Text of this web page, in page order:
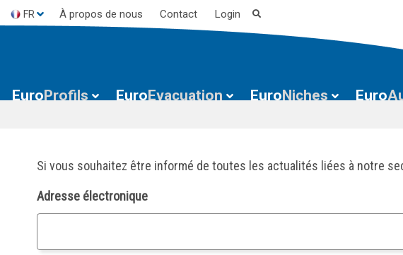
FR À propos de nous Contact Login
EuroProfils EuroEvacuation EuroNiches Euro
Si vous souhaitez être informé de toutes les actualités liées à notre
Adresse électronique